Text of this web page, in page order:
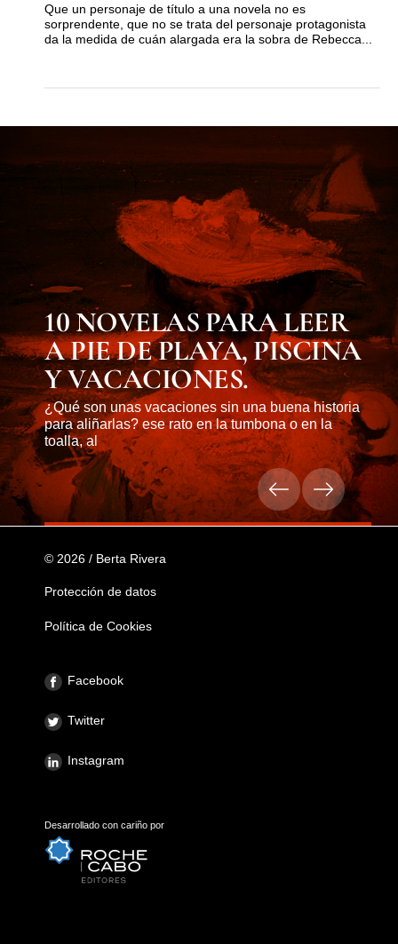
Que un personaje de título a una novela no es
sorprendente, que no se trata del personaje protagonista
da la medida de cuán alargada era la sobra de Rebecca...
10 NOVELAS PARA LEER
A PIE DE PLAYA, PISCINA
Y VACACIONES.
¿Qué son unas vacaciones sin una buena historia
para aliñarlas? ese rato en la tumbona o en la
toalla, al
© 2026 / Berta Rivera
Protección de datos
Política de Cookies
Facebook
Twitter
Instagram
Desarrollado con cariño por